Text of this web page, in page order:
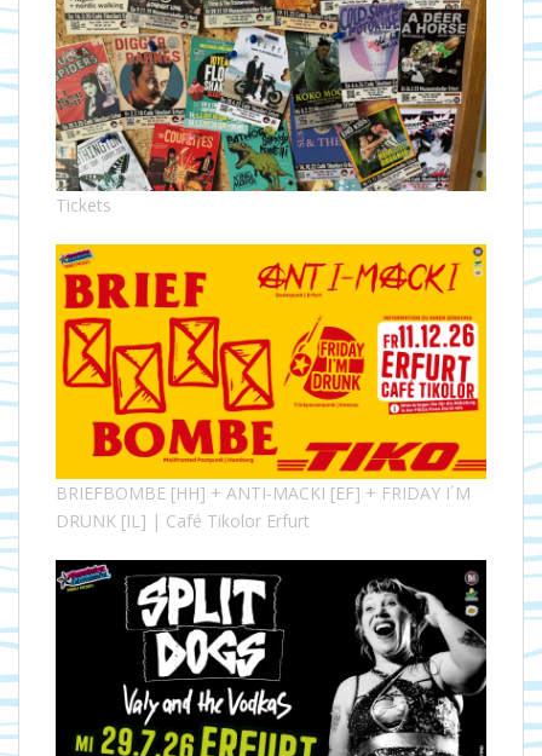
Tickets
BRIEFBOMBE [HH] + ANTI-MACKI [EF] + FRIDAY I´M
DRUNK [IL] | Café Tikolor Erfurt